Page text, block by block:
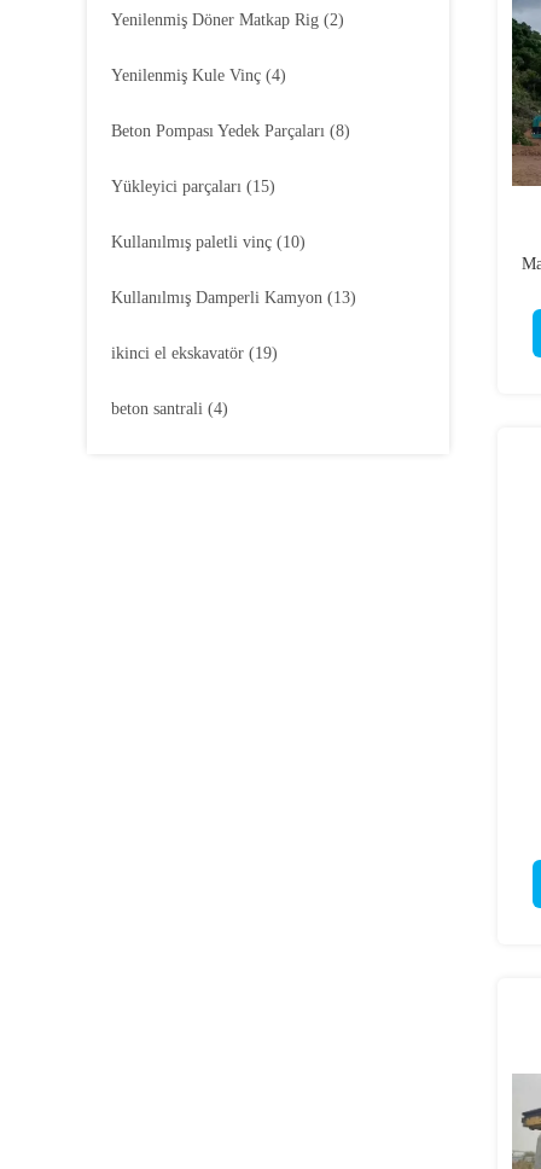
Yenilenmiş Döner Matkap Rig (2)
Yenilenmiş Kule Vinç (4)
Beton Pompası Yedek Parçaları (8)
Yükleyici parçaları (15)
Kullanılmış paletli vinç (10)
Kullanılmış Damperli Kamyon (13)
ikinci el ekskavatör (19)
beton santrali (4)